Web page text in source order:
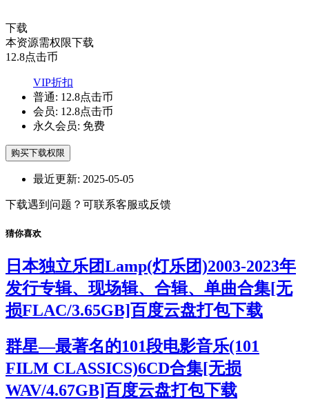
下载
本资源需权限下载
12.8点击币
VIP折扣
普通: 12.8点击币
会员: 12.8点击币
永久会员: 免费
购买下载权限
最近更新: 2025-05-05
下载遇到问题？可联系客服或反馈
猜你喜欢
日本独立乐团Lamp(灯乐团)2003-2023年
发行专辑、现场辑、合辑、单曲合集[无
损FLAC/3.65GB]百度云盘打包下载
群星—最著名的101段电影音乐(101
FILM CLASSICS)6CD合集[无损
WAV/4.67GB]百度云盘打包下载